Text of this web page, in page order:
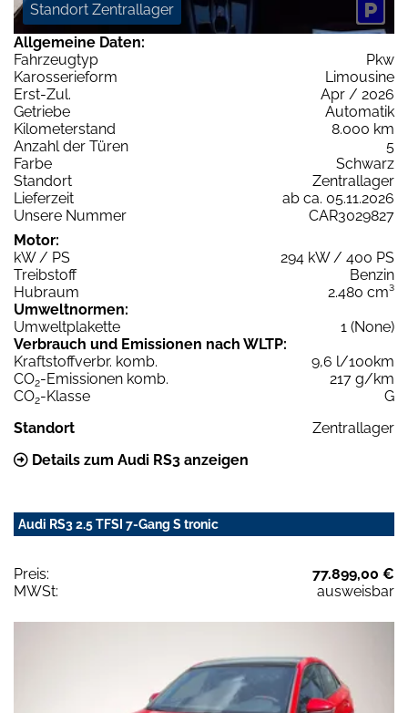
Standort Zentrallager
Allgemeine Daten:
Fahrzeugtyp
Pkw
Karosserieform
Limousine
Erst-Zul.
Apr / 2026
Getriebe
Automatik
Kilometerstand
8.000 km
Anzahl der Türen
5
Farbe
Schwarz
Standort
Zentrallager
Lieferzeit
ab ca. 05.11.2026
Unsere Nummer
CAR3029827
Motor:
kW / PS
294 kW / 400 PS
Treibstoff
Benzin
Hubraum
2.480 cm³
Umweltnormen:
Umweltplakette
1 (None)
Verbrauch und Emissionen nach WLTP:
Kraftstoffverbr. komb.
9,6 l/100km
CO2-Emissionen komb.
217 g/km
CO2-Klasse
G
Standort
Zentrallager
Details zum Audi RS3 anzeigen
Audi RS3 2.5 TFSI 7-Gang S tronic
Preis:
77.899,00 €
MWSt:
ausweisbar